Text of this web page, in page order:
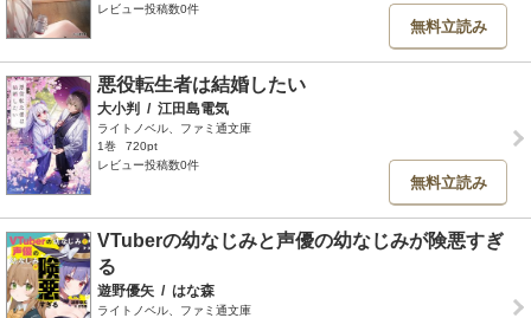
レビュー投稿数0件
無料立読み
悪役転生者は結婚したい
大小判 / 江田島電気
ライトノベル、ファミ通文庫
1巻
720pt
レビュー投稿数0件
無料立読み
VTuberの幼なじみと声優の幼なじみが険悪すぎ
る
遊野優矢 / はな森
ライトノベル、ファミ通文庫